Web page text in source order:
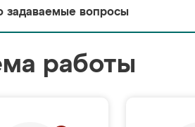
задаваемые вопросы
работы